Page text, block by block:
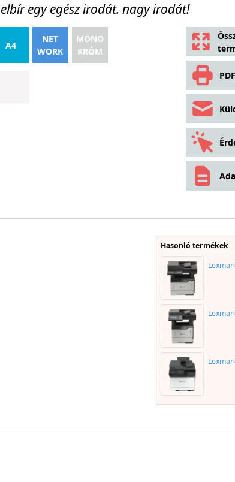
elbír egy egész irodát. nagy irodát!
A4
NET
WORK
MONO
KRÓM
Hasonló termékek